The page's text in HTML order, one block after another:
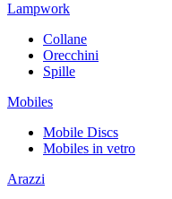
Lampwork
Collane
Orecchini
Spille
Mobiles
Mobile Discs
Mobiles in vetro
Arazzi